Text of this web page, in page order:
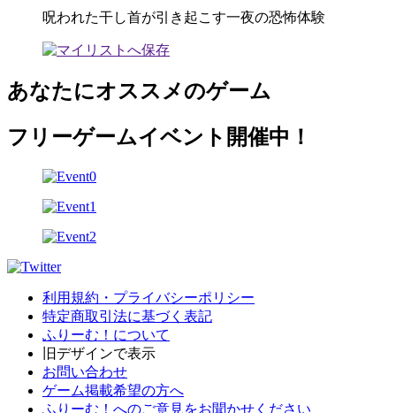
呪われた干し首が引き起こす一夜の恐怖体験
あなたにオススメのゲーム
フリーゲームイベント開催中！
利用規約・プライバシーポリシー
特定商取引法に基づく表記
ふりーむ！について
旧デザインで表示
お問い合わせ
ゲーム掲載希望の方へ
ふりーむ！へのご意見をお聞かせください